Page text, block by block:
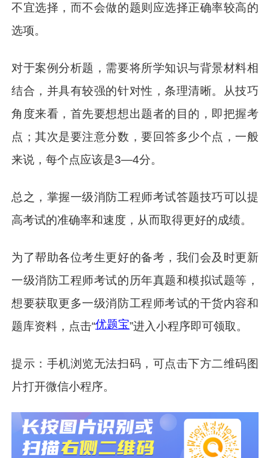
不宜选择，而不会做的题则应选择正确率较高的
选项。
对于案例分析题，需要将所学知识与背景材料相
结合，并具有较强的针对性，条理清晰。从技巧
角度来看，首先要想想出题者的目的，即把握考
点；其次是要注意分数，要回答多少个点，一般
来说，每个点应该是3—4分。
总之，掌握一级消防工程师考试答题技巧可以提
高考试的准确率和速度，从而取得更好的成绩。
为了帮助各位考生更好的备考，我们会及时更新
一级消防工程师考试的历年真题和模拟试题等，
想要获取更多一级消防工程师考试的干货内容和
题库资料，点击“优题宝”进入小程序即可领取。
提示：手机浏览无法扫码，可点击下方二维码图
片打开微信小程序。